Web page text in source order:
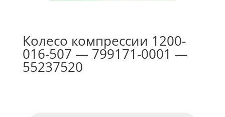
Колесо компрессии 1200-
016-507 — 799171-0001 —
55237520